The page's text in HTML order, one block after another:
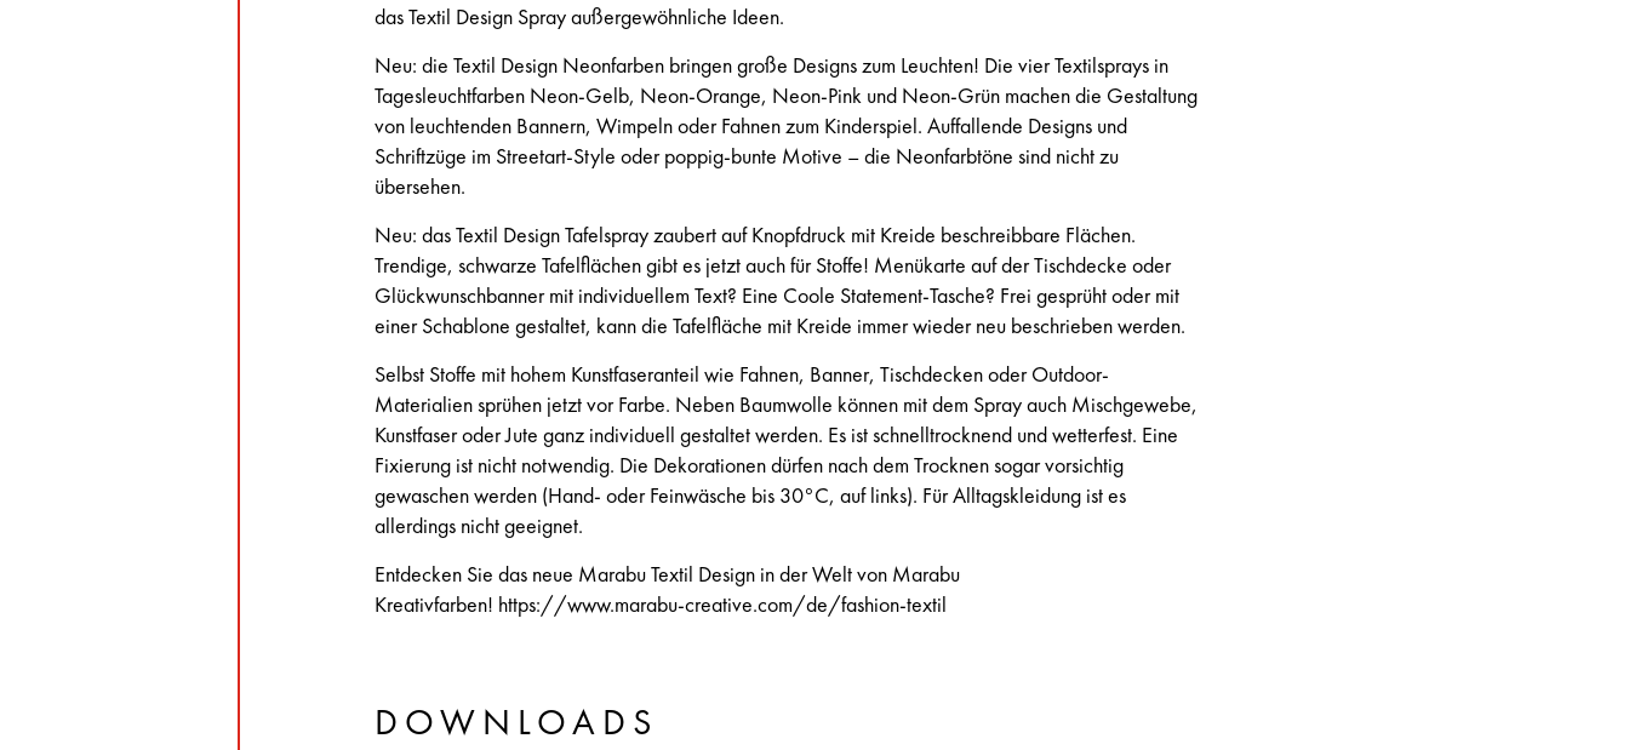
das Textil Design Spray außergewöhnliche Ideen.
Neu: die Textil Design Neonfarben bringen große Designs zum Leuchten! Die vier Textilsprays in
Tagesleuchtfarben Neon-Gelb, Neon-Orange, Neon-Pink und Neon-Grün machen die Gestaltung
von leuchtenden Bannern, Wimpeln oder Fahnen zum Kinderspiel. Auffallende Designs und
Schriftzüge im Streetart-Style oder poppig-bunte Motive – die Neonfarbtöne sind nicht zu
übersehen.
Neu: das Textil Design Tafelspray zaubert auf Knopfdruck mit Kreide beschreibbare Flächen.
Trendige, schwarze Tafelflächen gibt es jetzt auch für Stoffe! Menükarte auf der Tischdecke oder
Glückwunschbanner mit individuellem Text? Eine Coole Statement-Tasche? Frei gesprüht oder mit
einer Schablone gestaltet, kann die Tafelfläche mit Kreide immer wieder neu beschrieben werden.
Selbst Stoffe mit hohem Kunstfaseranteil wie Fahnen, Banner, Tischdecken oder Outdoor-
Materialien sprühen jetzt vor Farbe. Neben Baumwolle können mit dem Spray auch Mischgewebe,
Kunstfaser oder Jute ganz individuell gestaltet werden. Es ist schnelltrocknend und wetterfest. Eine
Fixierung ist nicht notwendig. Die Dekorationen dürfen nach dem Trocknen sogar vorsichtig
gewaschen werden (Hand- oder Feinwäsche bis 30°C, auf links). Für Alltagskleidung ist es
allerdings nicht geeignet.
Entdecken Sie das neue Marabu Textil Design in der Welt von Marabu
Kreativfarben! https://www.marabu-creative.com/de/fashion-textil
DOWNLOADS